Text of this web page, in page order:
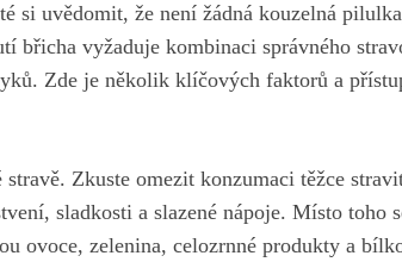
si uvědomit, že není žádná kouzelná
břicha vyžaduje kombinaci správného
Zde je několik klíčových faktorů a
Zkuste omezit konzumaci těžce
sladkosti a slazené nápoje. Místo toho
ovoce, zelenina, celozrnné produkty a